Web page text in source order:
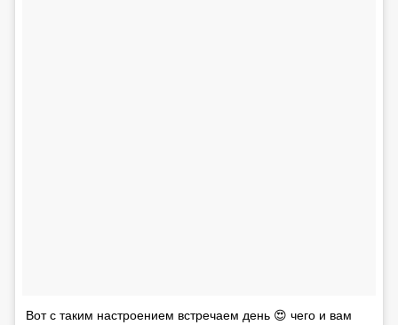
Вот с таким настроением встречаем день 😍 чего и вам